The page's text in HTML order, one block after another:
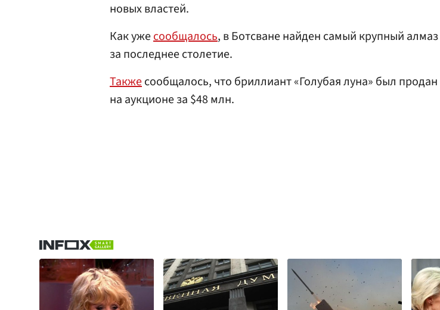
новых властей.
Как ужесообщалось, в Ботсване найден самый крупный алмаз
за последнее столетие.
Такжесообщалось, что бриллиант «Голубая луна» был продан
на аукционе за $48 млн.